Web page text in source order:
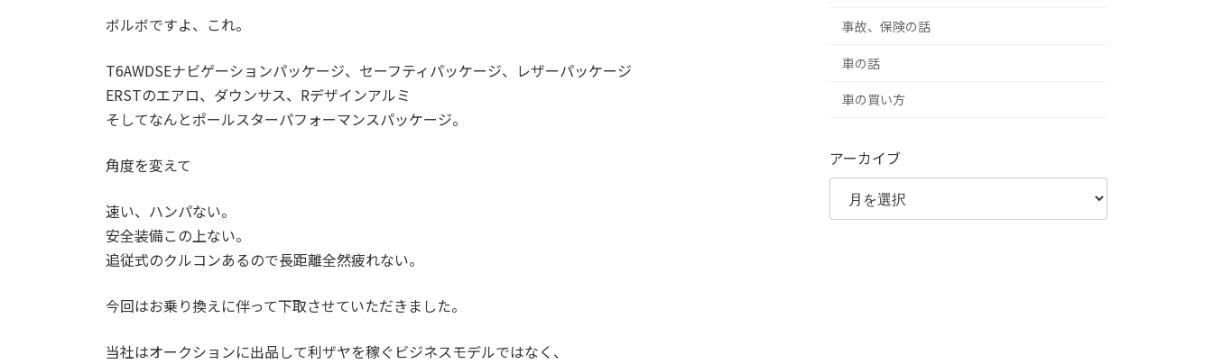
ボルボですよ、これ。
T6AWDSEナビゲーションパッケージ、セーフティパッケージ、レザーパッケージ
ERSTのエアロ、ダウンサス、Rデザインアルミ
そしてなんとポールスターパフォーマンスパッケージ。
角度を変えて
速い、ハンパない。
安全装備この上ない。
追従式のクルコンあるので長距離全然疲れない。
今回はお乗り換えに伴って下取させていただきました。
当社はオークションに出品して利ザヤを稼ぐビジネスモデルではなく、
事故、保険の話
車の話
車の買い方
アーカイブ